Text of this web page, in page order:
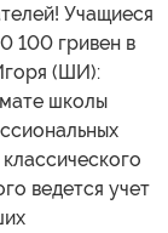
Учащиеся
100 гривен в
(ШИ):
школы
ведется учет